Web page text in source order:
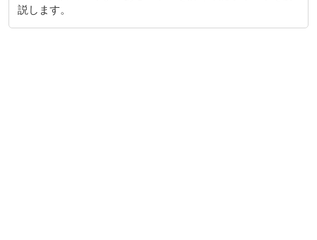
説します。